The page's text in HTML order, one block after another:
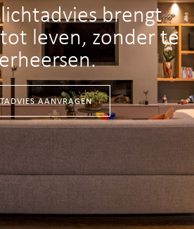
brengt
leven, zonder te
AANVRAGEN